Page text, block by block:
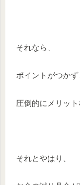
それなら、
ポイントがつかず
圧倒的にメリット
それとやはり、